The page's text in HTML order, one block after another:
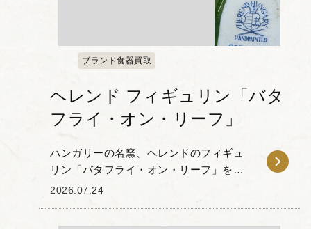
ブランド食器買取
ヘレンド フィギュリン「バタ
フライ・オン・リーフ」
ハンガリーの名窯、ヘレンドのフィギュ
リン「バタフライ・オン・リーフ」をお
譲りいただきました。 本作は、深緑の木
2026.07.24